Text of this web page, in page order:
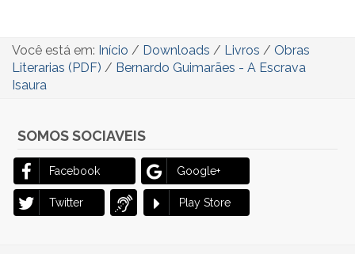
Você está em: Início / Downloads / Livros / Obras
Literarias (PDF) / Bernardo Guimarães - A Escrava
Isaura
SOMOS SOCIAVEIS
Facebook Google+
Twitter Play Store